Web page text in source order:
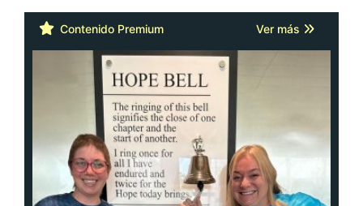
Contenido Premium Ver más